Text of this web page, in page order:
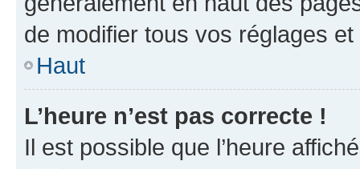
de modifier tous vos réglages
Haut
L’heure n’est pas correcte !
Il est possible que l’heure